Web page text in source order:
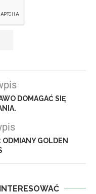
DOMAGAĆ SIĘ
GOLDEN